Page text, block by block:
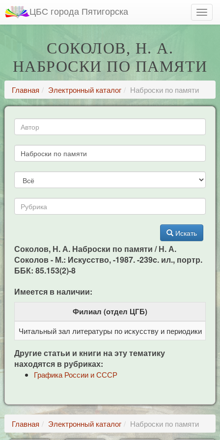
ЦБС города Пятигорска
СОКОЛОВ, Н. А.
НАБРОСКИ ПО ПАМЯТИ
Главная Электронный каталог Наброски по памяти
Искать
Соколов, Н. А. Наброски по памяти / Н. А.
Соколов - М.: Искусство, -1987. -239c. ил., портр.
ББК: 85.153(2)-8
Имеется в наличии:
Филиал (отдел ЦГБ)
Читальный зал литературы по искусству и периодики
Другие статьи и книги на эту тематику
находятся в рубриках:
Графика России и СССР
Главная Электронный каталог Наброски по памяти